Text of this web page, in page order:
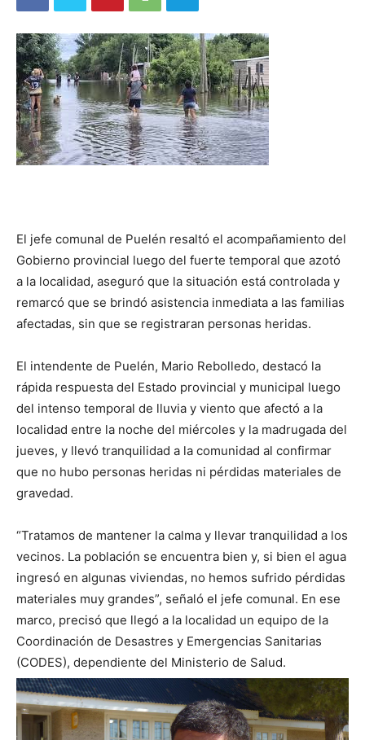
El jefe comunal de Puelén resaltó el acompañamiento del
Gobierno provincial luego del fuerte temporal que azotó
a la localidad, aseguró que la situación está controlada y
remarcó que se brindó asistencia inmediata a las familias
afectadas, sin que se registraran personas heridas.
El intendente de Puelén, Mario Rebolledo, destacó la
rápida respuesta del Estado provincial y municipal luego
del intenso temporal de lluvia y viento que afectó a la
localidad entre la noche del miércoles y la madrugada del
jueves, y llevó tranquilidad a la comunidad al confirmar
que no hubo personas heridas ni pérdidas materiales de
gravedad.
“Tratamos de mantener la calma y llevar tranquilidad a los
vecinos. La población se encuentra bien y, si bien el agua
ingresó en algunas viviendas, no hemos sufrido pérdidas
materiales muy grandes”, señaló el jefe comunal. En ese
marco, precisó que llegó a la localidad un equipo de la
Coordinación de Desastres y Emergencias Sanitarias
(CODES), dependiente del Ministerio de Salud.